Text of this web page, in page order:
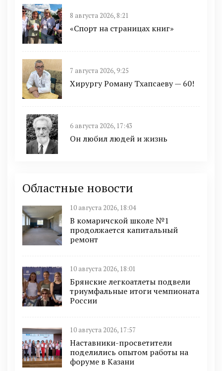
8 августа 2026, 8:21
«Спорт на страницах книг»
7 августа 2026, 9:25
Хирургу Роману Тхапсаеву — 60!
6 августа 2026, 17:43
Он любил людей и жизнь
Областные новости
10 августа 2026, 18:04
В комаричской школе №1
продолжается капитальный
ремонт
10 августа 2026, 18:01
Брянские легкоатлеты подвели
триумфальные итоги чемпионата
России
10 августа 2026, 17:57
Наставники-просветители
поделились опытом работы на
форуме в Казани